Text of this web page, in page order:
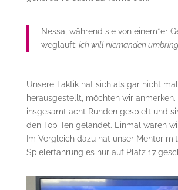
Nessa, während sie von einem*er
wegläuft: Ich will niemanden
Unsere Taktik hat sich als gar nicht
herausgestellt, möchten wir
insgesamt acht Runden gespielt und
den Top Ten gelandet. Einmal waren
Im Vergleich dazu hat unser Mentor mit
Spielerfahrung es nur auf Platz 17